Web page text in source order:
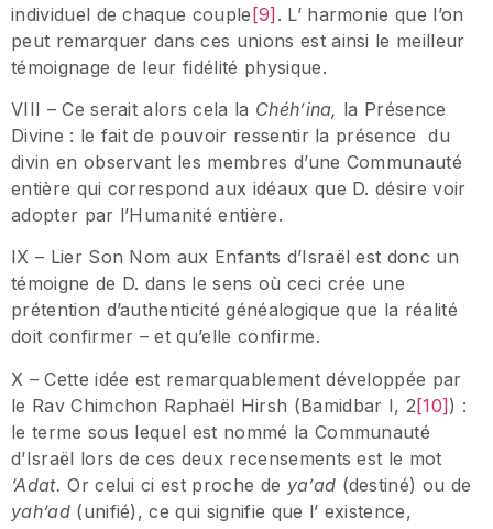
individuel de chaque couple[9]. L’ harmonie que l’on
peut remarquer dans ces unions est ainsi le meilleur
témoignage de leur fidélité physique.
VIII – Ce serait alors cela la Chéh’ina, la Présence
Divine : le fait de pouvoir ressentir la présence du
divin en observant les membres d’une Communauté
entière qui correspond aux idéaux que D. désire voir
adopter par l’Humanité entière.
IX – Lier Son Nom aux Enfants d’Israël est donc un
témoigne de D. dans le sens où ceci crée une
prétention d’authenticité généalogique que la réalité
doit confirmer – et qu’elle confirme.
X – Cette idée est remarquablement développée par
le Rav Chimchon Raphaël Hirsh (Bamidbar I, 2[10]) :
le terme sous lequel est nommé la Communauté
d’Israël lors de ces deux recensements est le mot
‘Adat.Or celui ci est proche de ya’ad (destiné) ou de
yah’ad (unifié), ce qui signifie que l’ existence,